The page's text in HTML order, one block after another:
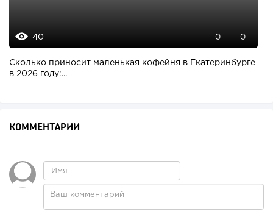
40 0 0
Сколько приносит маленькая кофейня в Екатеринбурге
в 2026 году:...
КОММЕНТАРИИ